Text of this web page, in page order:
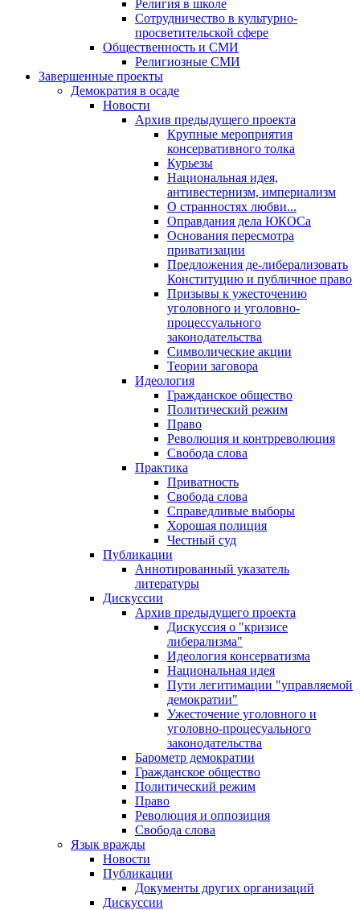
Религия в школе
Сотрудничество в культурно-
просветительской сфере
Общественность и СМИ
Религиозные СМИ
Завершенные проекты
Демократия в осаде
Новости
Архив предыдущего проекта
Крупные мероприятия
консервативного толка
Курьезы
Национальная идея,
антивестернизм, империализм
О странностях любви...
Оправдания дела ЮКОСа
Основания пересмотра
приватизации
Предложения де-либерализовать
Конституцию и публичное право
Призывы к ужесточению
уголовного и уголовно-
процессуального
законодательства
Символические акции
Теории заговора
Идеология
Гражданское общество
Политический режим
Право
Революция и контрреволюция
Свобода слова
Практика
Приватность
Свобода слова
Справедливые выборы
Хорошая полиция
Честный суд
Публикации
Аннотированный указатель
литературы
Дискуссии
Архив предыдущего проекта
Дискуссия о "кризисе
либерализма"
Идеология консерватизма
Национальная идея
Пути легитимации "управляемой
демократии"
Ужесточение уголовного и
уголовно-процесуального
законодательства
Барометр демократии
Гражданское общество
Политический режим
Право
Революция и оппозиция
Свобода слова
Язык вражды
Новости
Публикации
Документы других организаций
Дискуссии